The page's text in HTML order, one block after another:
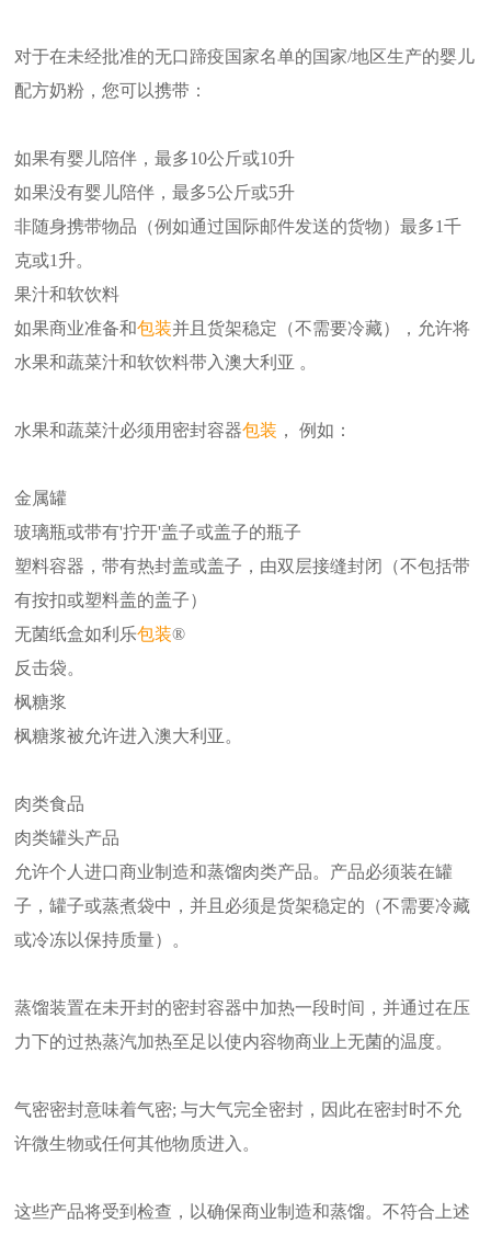
对于在未经批准的无口蹄疫国家名单的国家/地区生产的婴儿
配方奶粉，您可以携带：
如果有婴儿陪伴，最多10公斤或10升
如果没有婴儿陪伴，最多5公斤或5升
非随身携带物品（例如通过国际邮件发送的货物）最多1千
克或1升。
果汁和软饮料
如果商业准备和包装并且货架稳定（不需要冷藏），允许将
水果和蔬菜汁和软饮料带入澳大利亚 。
水果和蔬菜汁必须用密封容器包装 ， 例如：
金属罐
玻璃瓶或带有'拧开'盖子或盖子的瓶子
塑料容器，带有热封盖或盖子，由双层接缝封闭（不包括带
有按扣或塑料盖的盖子）
无菌纸盒如利乐包装®
反击袋。
枫糖浆
枫糖浆被允许进入澳大利亚。
肉类食品
肉类罐头产品
允许个人进口商业制造和蒸馏肉类产品。产品必须装在罐
子，罐子或蒸煮袋中，并且必须是货架稳定的（不需要冷藏
或冷冻以保持质量）。
蒸馏装置在未开封的密封容器中加热一段时间，并通过在压
力下的过热蒸汽加热至足以使内容物商业上无菌的温度。
气密密封意味着气密; 与大气完全密封，因此在密封时不允
许微生物或任何其他物质进入。
这些产品将受到检查，以确保商业制造和蒸馏。不符合上述